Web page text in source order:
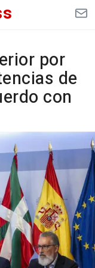
por
de
con